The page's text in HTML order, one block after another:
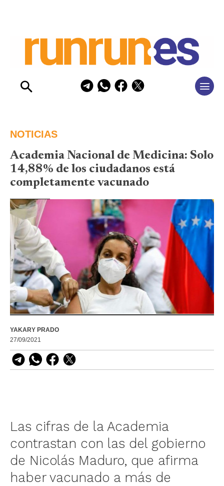
NOTICIAS
Academia Nacional de Medicina: Solo
14,88% de los ciudadanos está
completamente vacunado
YAKARY PRADO
27/09/2021
Las cifras de la Academia
contrastan con las del gobierno
de Nicolás Maduro, que afirma
haber vacunado a más de